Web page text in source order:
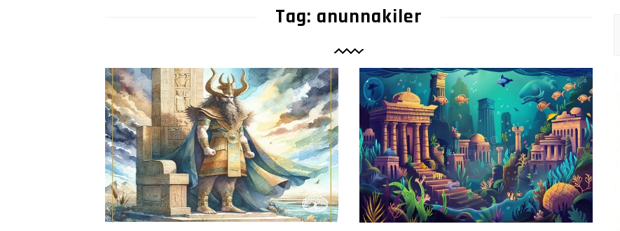
Tag: anunnakiler